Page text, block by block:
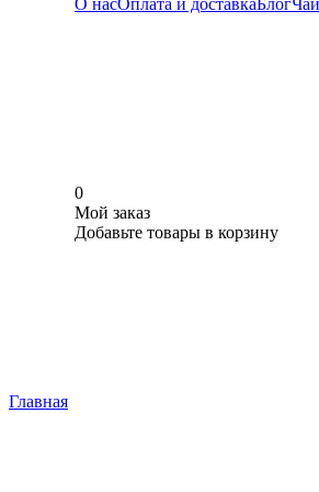
О насОплата и доставкаБлог
0
Мой заказ
Добавьте товары в корзину
Главная